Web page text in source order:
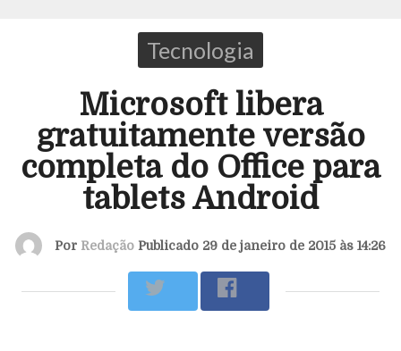
Tecnologia
Microsoft libera
gratuitamente versão
completa do Office para
tablets Android
Por Redação Publicado 29 de janeiro de 2015 às 14:26